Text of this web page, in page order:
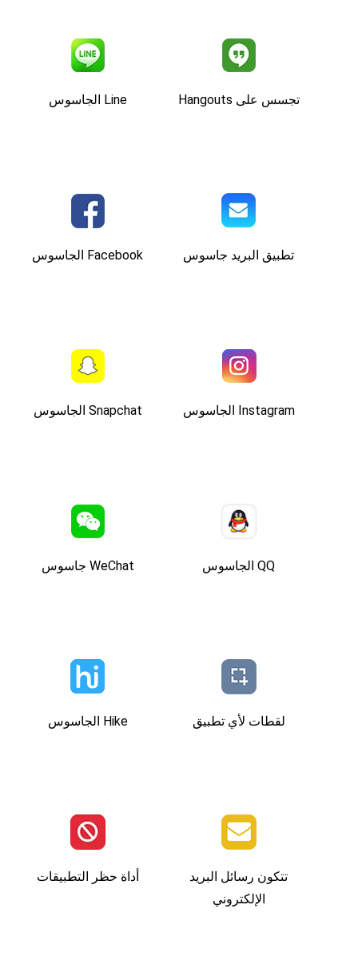
Line الجاسوس تجسس على Hangouts
Facebook الجاسوس تطبيق البريد جاسوس
Snapchat الجاسوس Instagram الجاسوس
WeChat جاسوس QQ الجاسوس
Hike الجاسوس لقطات لأي تطبيق
أداة حظر التطبيقات
تتكون رسائل البريد
الإلكتروني